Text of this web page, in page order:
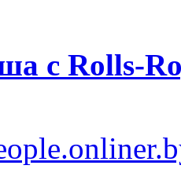
с Rolls-